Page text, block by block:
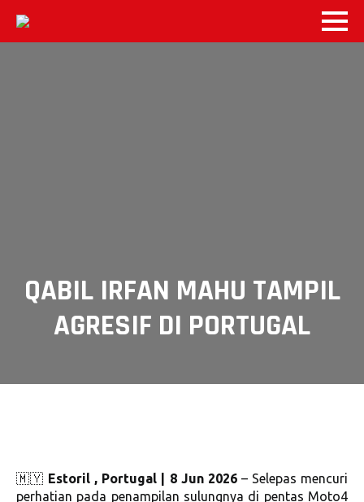
QABIL IRFAN MAHU TAMPIL
AGRESIF DI PORTUGAL
🇲🇾 Estoril , Portugal | 8 Jun 2026– Selepas mencuri
perhatian pada penampilan sulungnya di pentas Moto4